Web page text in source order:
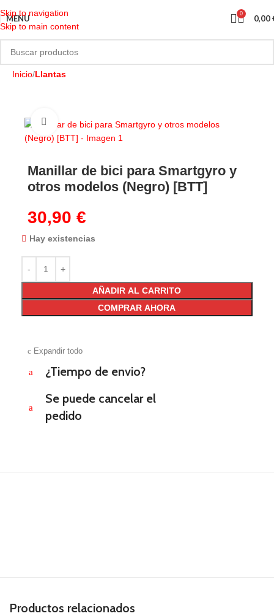
Skip to navigation
Skip to main content
MENU 0 0,00
Inicio Llantas
Manillar de bici para Smartgyro y
otros modelos (Negro) [BTT]
30,90 €
c Expandir todo
a ¿Tiempo de envio?
a
Se puede cancelar el
pedido
Hay existencias
AÑADIR AL CARRITO
COMPRAR AHORA
Productos relacionados